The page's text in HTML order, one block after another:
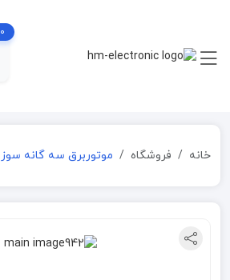
0
خانه فروشگاه موتوربرق سه گانه سوز 12 کیلووات چمپیون